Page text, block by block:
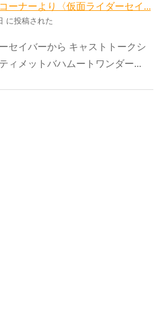
ーナーより〈仮面ライダーセイ...
に投稿された
セイバーから キャストトークシ
ィメットバハムートワンダー...